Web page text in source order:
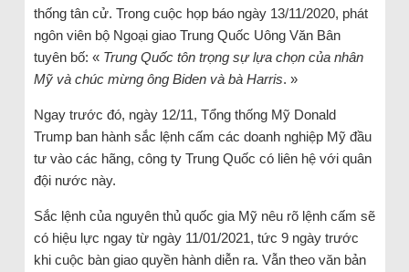
thống tân cử. Trong cuộc họp báo ngày 13/11/2020, phát
ngôn viên bộ Ngoại giao Trung Quốc Uông Văn Bân
tuyên bố: « Trung Quốc tôn trọng sự lựa chọn của nhân
Mỹ và chúc mừng ông Biden và bà Harris. »
Ngay trước đó, ngày 12/11, Tổng thống Mỹ Donald
Trump ban hành sắc lệnh cấm các doanh nghiệp Mỹ đầu
tư vào các hãng, công ty Trung Quốc có liên hệ với quân
đội nước này.
Sắc lệnh của nguyên thủ quốc gia Mỹ nêu rõ lệnh cấm sẽ
có hiệu lực ngay từ ngày 11/01/2021, tức 9 ngày trước
khi cuộc bàn giao quyền hành diễn ra. Vẫn theo văn bản